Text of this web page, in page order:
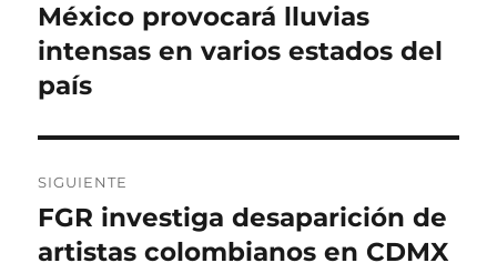
l
v
e
c
i
n
t
a
d
n
t
México provocará lluvias
intensas en varios estados del
país
SIGUIENTE
E
n
FGR investiga desaparición de
artistas colombianos en CDMX